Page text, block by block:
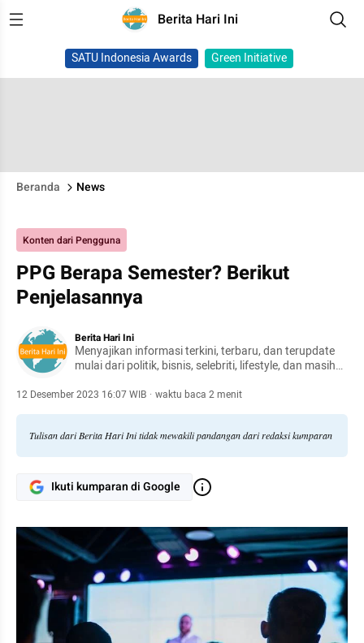
Berita Hari Ini
SATU Indonesia Awards Green Initiative
Beranda News
Konten dari Pengguna
PPG Berapa Semester? Berikut
Penjelasannya
Berita Hari Ini
Menyajikan informasi terkini, terbaru, dan terupdate
mulai dari politik, bisnis, selebriti, lifestyle, dan masih
12 Desember 2023 16:07 WIB · waktu baca 2 menit
Tulisan dari Berita Hari Ini tidak mewakili pandangan dari redaksi kumparan
Ikuti kumparan di Google